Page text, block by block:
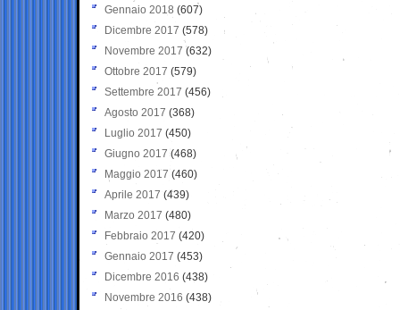
Gennaio 2018 (607)
Dicembre 2017 (578)
Novembre 2017 (632)
Ottobre 2017 (579)
Settembre 2017 (456)
Agosto 2017 (368)
Luglio 2017 (450)
Giugno 2017 (468)
Maggio 2017 (460)
Aprile 2017 (439)
Marzo 2017 (480)
Febbraio 2017 (420)
Gennaio 2017 (453)
Dicembre 2016 (438)
Novembre 2016 (438)